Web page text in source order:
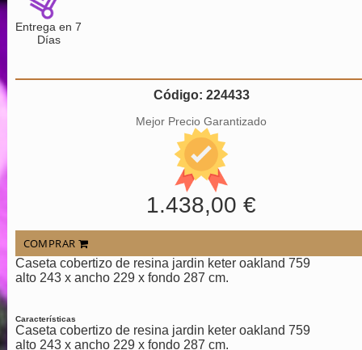
Entrega en 7
Días
Código: 224433
Mejor Precio Garantizado
1.438,00 €
COMPRAR
Caseta cobertizo de resina jardin keter oakland 759
alto 243 x ancho 229 x fondo 287 cm.
Características
Caseta cobertizo de resina jardin keter oakland 759
alto 243 x ancho 229 x fondo 287 cm.